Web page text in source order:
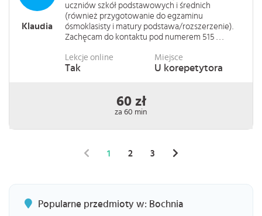
Klaudia
uczniów szkół podstawowych i średnich
(również przygotowanie do egzaminu
ósmoklasisty i matury podstawa/rozszerzenie).
Zachęcam do kontaktu pod numerem 515 . . .
Lekcje online
Tak
Miejsce
U korepetytora
60 zł
za 60 min
1 2 3
Popularne przedmioty w: Bochnia